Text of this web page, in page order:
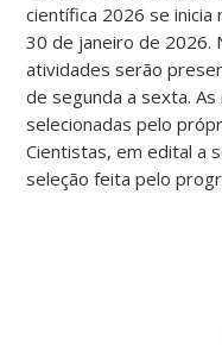
científica 2026 se inicia
30 de janeiro de 2026.
atividades serão
de segunda a sexta.
selecionadas pelo
Cientistas, em edital a
seleção feita pelo